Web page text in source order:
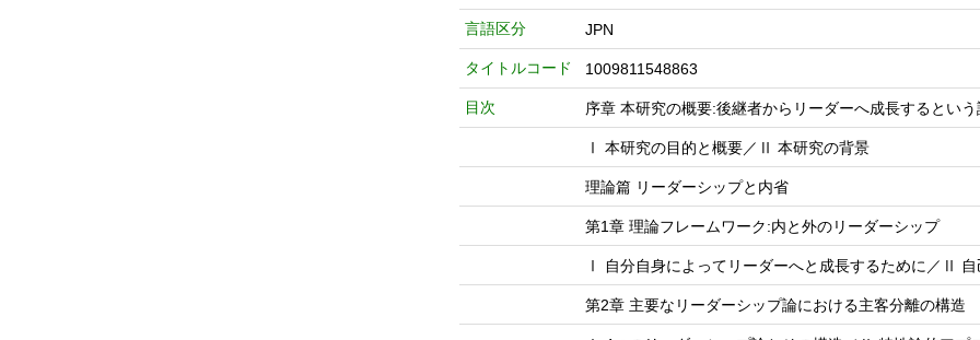
言語区分 JPN
タイトルコード 1009811548863
目次 序章 本研究の概要:後継者からリーダーへ成長するという
Ⅰ 本研究の目的と概要／Ⅱ 本研究の背景
理論篇 リーダーシップと内省
第1章 理論フレームワーク:内と外のリーダーシップ
Ⅰ 自分自身によってリーダーへと成長するために／Ⅱ
第2章 主要なリーダーシップ論における主客分離の構造